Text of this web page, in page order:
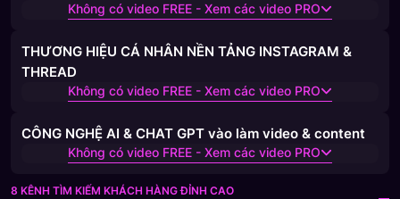
Không có video FREE - Xem các video PRO
THƯƠNG HIỆU CÁ NHÂN NỀN TẢNG INSTAGRAM &
THREAD
Không có video FREE - Xem các video PRO
CÔNG NGHỆ AI & CHAT GPT vào làm video & content
Không có video FREE - Xem các video PRO
8 KÊNH TÌM KIẾM KHÁCH HÀNG ĐỈNH CAO